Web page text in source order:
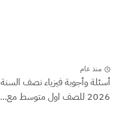
منذ عام
أسئلة وأجوبة فيزياء نصف السنة
2026 للصف اول متوسط مع...